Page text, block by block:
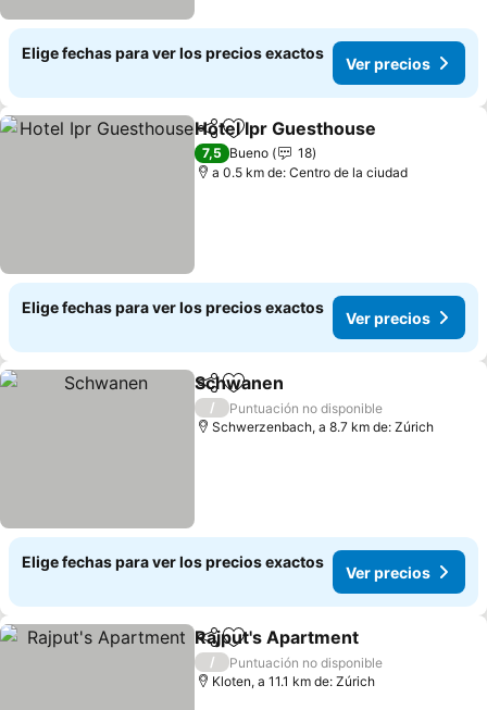
Elige fechas para ver los precios exactos
Ver precios
CompartirAgregar a favoritos
Hotel Ipr Guesthouse
7,5 Bueno
18
a 0.5 km de: Centro de la ciudad
Elige fechas para ver los precios exactos
Ver precios
CompartirAgregar a favoritos
Schwanen
/
Puntuación no disponible
Schwerzenbach, a 8.7 km de: Zúrich
Elige fechas para ver los precios exactos
Ver precios
CompartirAgregar a favoritos
Rajput's Apartment
/
Puntuación no disponible
Kloten, a 11.1 km de: Zúrich